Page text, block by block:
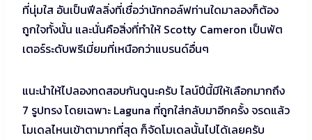
ที่นุ่มใส อันเป็นฟีลลิ่งที่เชื่อว่านักกอล์ฟท่านใดมาลองก็ต้อง
ถูกใจทั้งนั้น และนั่นคือสิ่งที่ทำให้ Scotty Cameron เป็นพัต
เตอร์ระดับพรีเมี่ยมที่เหนือกว่าแบรนด์อื่นๆ
แนะนำให้ไปลองทดสอบกันดูนะครับ ไลน์ปีนี้มีให้เลือกมากถึง
7 รูปทรง โดยเฉพาะ Laguna ที่ถูกใส่กลับมาอีกครั้ง จรดแล้ว
โมเดลไหนเข้าตามากที่สุด ก็จัดโมเดลนั้นไปได้เลยครับ